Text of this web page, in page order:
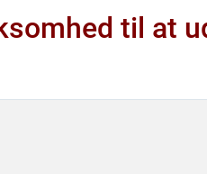
til at